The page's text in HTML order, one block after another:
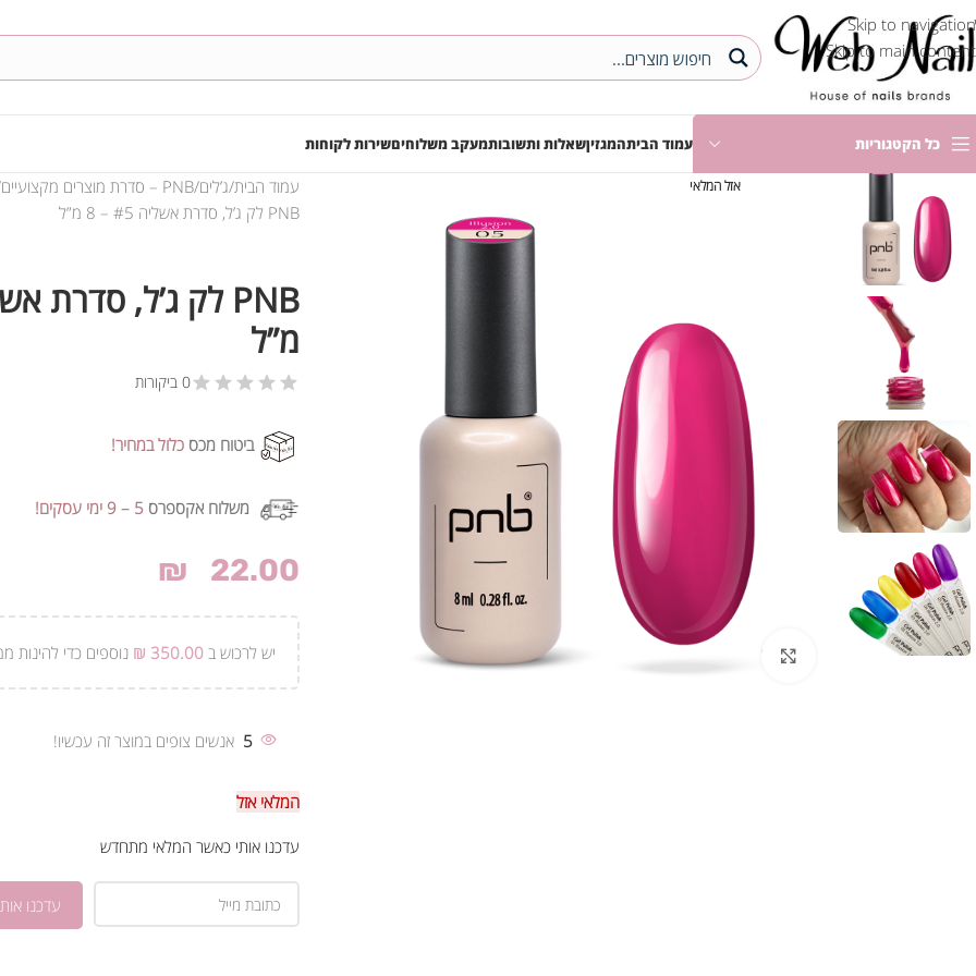
Skip to navigation
Skip to main content
כל הקטגוריות עמוד הביתהמגזיןשאלות ותשובותמעקב משלוחיםשירות לקוחות
אזל המלאי עמוד הבית ג’לים PNB – סדרת מוצרים מקצועיים
PNB לק ג’ל, סדרת אשליה #5 – 8 מ”ל
מ”ל
0 ביקורות
ביטוח מכס כלול במחיר!
משלוח אקספרס 5 – 9 ימי עסקים!
₪ 22.00
יש לרכוש ב ₪ 350.00 נוספים כדי להינות
5 אנשים צופים במוצר זה עכשיו!
המלאי אזל
עדכנו אותי כאשר המלאי מתחדש